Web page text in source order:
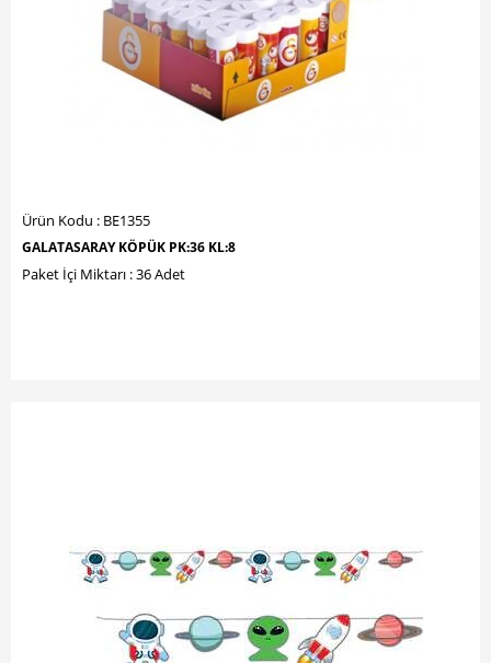
Ürün Kodu : BE1355
GALATASARAY KÖPÜK PK:36 KL:8
Paket İçi Miktarı : 36 Adet